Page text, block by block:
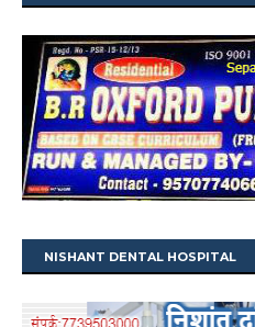
NISHANT DENTAL HOSPITAL